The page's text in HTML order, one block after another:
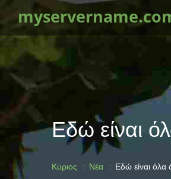
Εδώ είναι
Κύριος Νέα Εδώ είναι